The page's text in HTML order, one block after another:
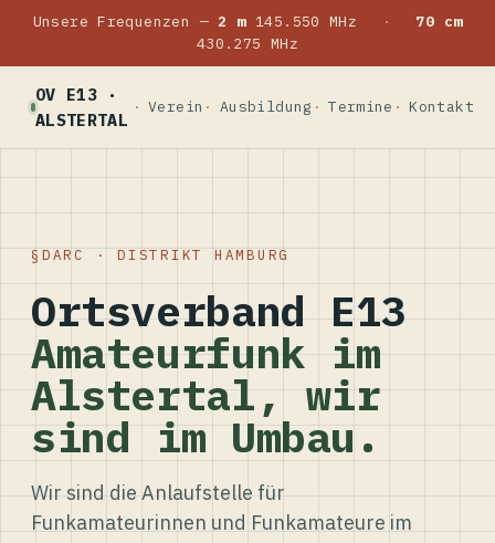
Unsere Frequenzen — 2 m145.550 MHz ·
70 cm
430.275 MHz
OV E13 ·
ALSTERTAL
Verein Ausbildung Termine Kontakt
DARC · DISTRIKT HAMBURG
Ortsverband E13
Amateurfunk im
Alstertal, wir
sind im Umbau.
Wir sind die Anlaufstelle für
Funkamateurinnen und Funkamateure im